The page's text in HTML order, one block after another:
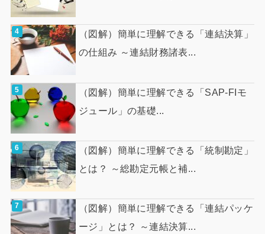
（図解）簡単に理解できる「連結決算」
の仕組み ～連結財務諸表...
（図解）簡単に理解できる「SAP-FIモ
ジュール」の基礎...
（図解）簡単に理解できる「統制勘定」
とは？ ～総勘定元帳と補...
（図解）簡単に理解できる「連結パッケ
ージ」とは？ ～連結決算...